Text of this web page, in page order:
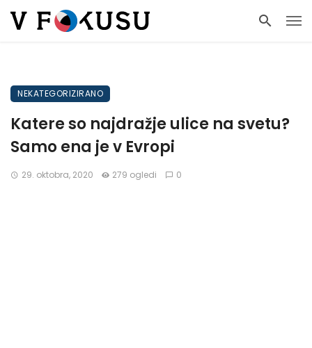
NEKATEGORIZIRANO
Katere so najdražje ulice na svetu?
Samo ena je v Evropi
29. oktobra, 2020 279 ogledi 0